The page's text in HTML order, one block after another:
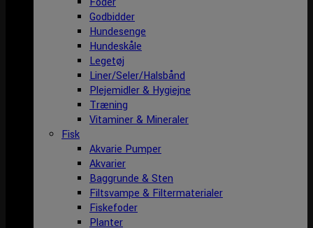
Godbidder
Hundesenge
Hundeskåle
Legetøj
Liner/Seler/Halsbånd
Plejemidler & Hygiejne
Træning
Vitaminer & Mineraler
Fisk
Akvarie Pumper
Akvarier
Baggrunde & Sten
Filtsvampe & Filtermaterialer
Fiskefoder
Planter